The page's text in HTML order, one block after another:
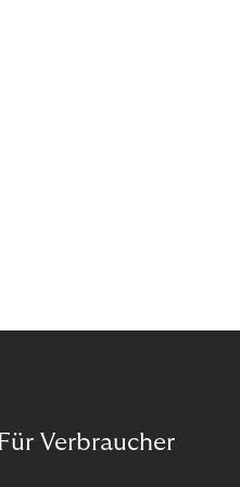
Für Verbraucher